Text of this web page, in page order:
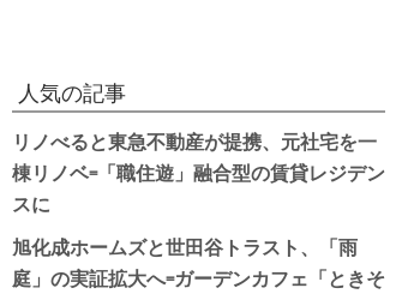
人気の記事
リノべると東急不動産が提携、元社宅を一
棟リノベ=「職住遊」融合型の賃貸レジデン
スに
旭化成ホームズと世田谷トラスト、「雨
庭」の実証拡大へ=ガーデンカフェ「ときそ